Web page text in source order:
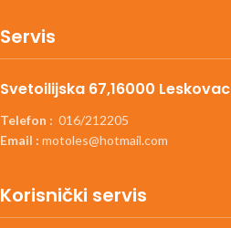
Servis
Svetoilijska 67,16000 Leskovac
Telefon : 016/212205
Email : motoles@hotmail.com
Korisnički servis